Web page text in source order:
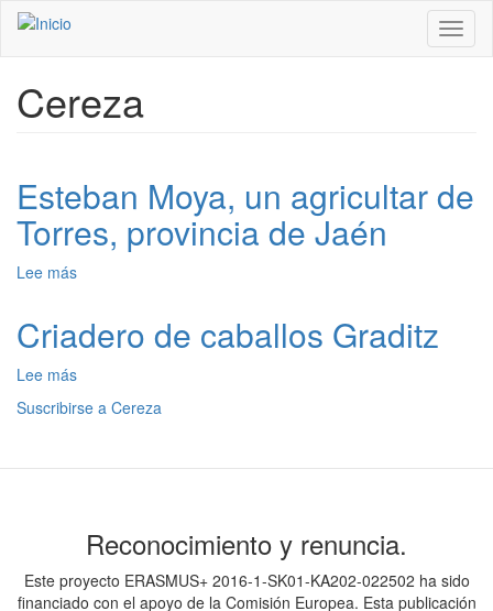
Pasar
contenido
Cereza
Esteban Moya, un agricultar de
Torres, provincia de Jaén
Lee más
un
Torres,
Jaén
Criadero de caballos Graditz
Lee más
Criadero
de
Graditz
Suscribirse a Cereza
Reconocimiento y renuncia.
Este proyecto ERASMUS+ 2016-1-SK01-KA202-022502 ha sido
financiado con el apoyo de la Comisión Europea. Esta publicación